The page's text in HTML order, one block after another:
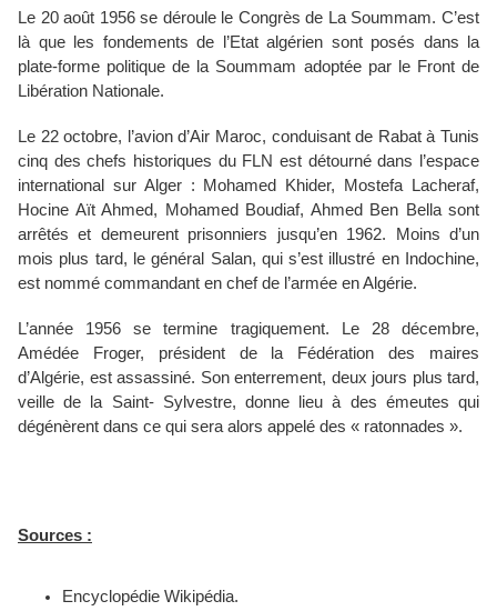
Le 20 août 1956 se déroule le Congrès de La Soummam. C’est
là que les fondements de l’Etat algérien sont posés dans la
plate-forme politique de la Soummam adoptée par le Front de
Libération Nationale.
Le 22 octobre, l’avion d’Air Maroc, conduisant de Rabat à Tunis
cinq des chefs historiques du FLN est détourné dans l’espace
international sur Alger : Mohamed Khider, Mostefa Lacheraf,
Hocine Aït Ahmed, Mohamed Boudiaf, Ahmed Ben Bella sont
arrêtés et demeurent prisonniers jusqu’en 1962. Moins d’un
mois plus tard, le général Salan, qui s’est illustré en Indochine,
est nommé commandant en chef de l’armée en Algérie.
L’année 1956 se termine tragiquement. Le 28 décembre,
Amédée Froger, président de la Fédération des maires
d’Algérie, est assassiné. Son enterrement, deux jours plus tard,
veille de la Saint- Sylvestre, donne lieu à des émeutes qui
dégénèrent dans ce qui sera alors appelé des « ratonnades ».
Sources :
Encyclopédie Wikipédia.